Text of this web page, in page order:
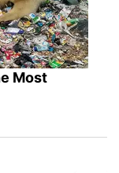
Most